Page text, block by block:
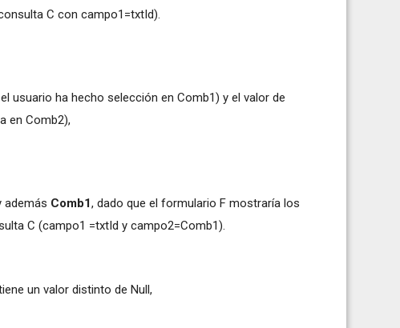
C con campo1=txtId).
usuario ha hecho selección en Comb1) y el valor de
en Comb2),
además Comb1, dado que el formulario F mostraría los
C (campo1 =txtId y campo2=Comb1).
un valor distinto de Null,